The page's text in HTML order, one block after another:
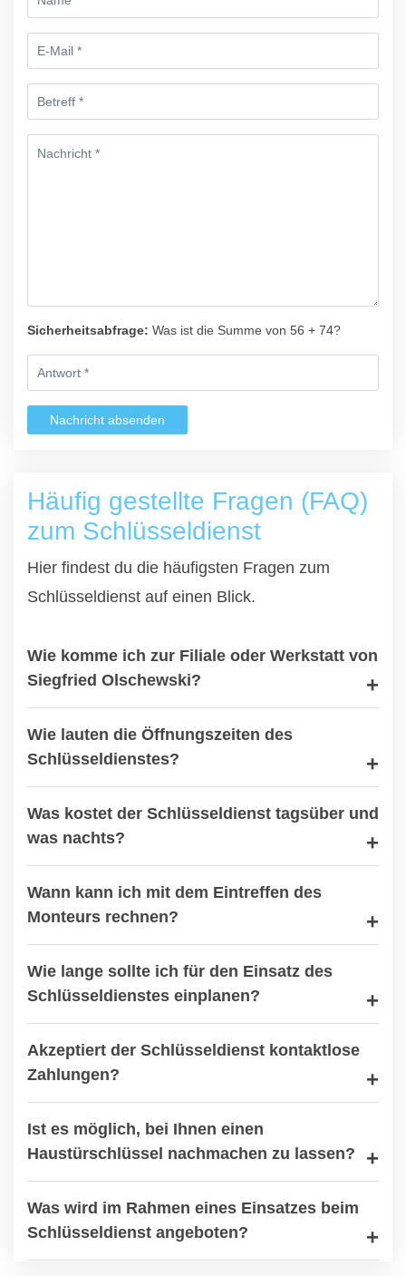
Sicherheitsabfrage: Was ist die Summe von 56 + 74?
Nachricht absenden
Häufig gestellte Fragen (FAQ)
zum Schlüsseldienst
Hier findest du die häufigsten Fragen zum
Schlüsseldienst auf einen Blick.
Wie komme ich zur Filiale oder Werkstatt von
Siegfried Olschewski?
Wie lauten die Öffnungszeiten des
Schlüsseldienstes?
Was kostet der Schlüsseldienst tagsüber und
was nachts?
Wann kann ich mit dem Eintreffen des
Monteurs rechnen?
Wie lange sollte ich für den Einsatz des
Schlüsseldienstes einplanen?
Akzeptiert der Schlüsseldienst kontaktlose
Zahlungen?
Ist es möglich, bei Ihnen einen
Haustürschlüssel nachmachen zu lassen?
Was wird im Rahmen eines Einsatzes beim
Schlüsseldienst angeboten?